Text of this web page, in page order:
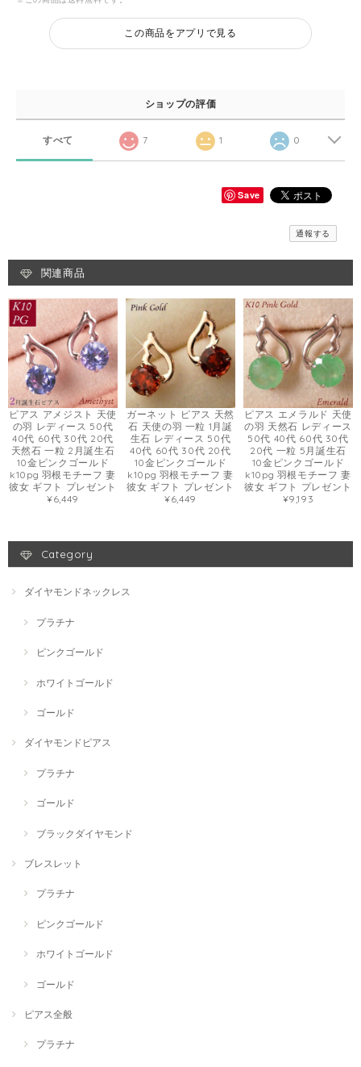
この商品をアプリで見る
ショップの評価
すべて 7 1 0
Save
通報する
関連商品
ピアス アメジスト 天使
の羽 レディース 50代
40代 60代 30代 20代
天然石 一粒 2月誕生石
10金ピンクゴールド
k10pg 羽根モチーフ 妻
彼女 ギフト プレゼント
¥6,449
ガーネット ピアス 天然
石 天使の羽 一粒 1月誕
生石 レディース 50代
40代 60代 30代 20代
10金ピンクゴールド
k10pg 羽根モチーフ 妻
彼女 ギフト プレゼント
¥6,449
ピアス エメラルド 天使
の羽 天然石 レディース
50代 40代 60代 30代
20代 一粒 5月誕生石
10金ピンクゴールド
k10pg 羽根モチーフ 妻
彼女 ギフト プレゼント
¥9,193
Category
ダイヤモンドネックレス
プラチナ
ピンクゴールド
ホワイトゴールド
ゴールド
ダイヤモンドピアス
プラチナ
ゴールド
ブラックダイヤモンド
ブレスレット
プラチナ
ピンクゴールド
ホワイトゴールド
ゴールド
ピアス全般
プラチナ